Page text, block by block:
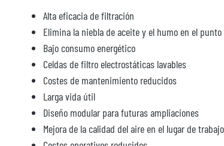
Alta eficacia de filtración
Elimina la niebla de aceite y el humo en el punto
Bajo consumo energético
Celdas de filtro electrostáticas lavables
Costes de mantenimiento reducidos
Larga vida útil
Diseño modular para futuras ampliaciones
Mejora de la calidad del aire en el lugar de trabajo